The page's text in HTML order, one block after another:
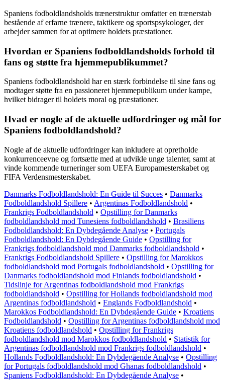
Spaniens fodboldlandsholds trænerstruktur omfatter en trænerstab
bestående af erfarne trænere, taktikere og sportspsykologer, der
arbejder sammen for at optimere holdets præstationer.
Hvordan er Spaniens fodboldlandsholds forhold til
fans og støtte fra hjemmepublikummet?
Spaniens fodboldlandshold har en stærk forbindelse til sine fans og
modtager støtte fra en passioneret hjemmepublikum under kampe,
hvilket bidrager til holdets moral og præstationer.
Hvad er nogle af de aktuelle udfordringer og mål for
Spaniens fodboldlandshold?
Nogle af de aktuelle udfordringer kan inkludere at opretholde
konkurrenceevne og fortsætte med at udvikle unge talenter, samt at
vinde kommende turneringer som UEFA Europamesterskabet og
FIFA Verdensmesterskabet.
Danmarks Fodboldlandshold: En Guide til Succes • Danmarks
Fodboldlandshold Spillere • Argentinas Fodboldlandshold •
Frankrigs Fodboldlandshold • Opstilling for Danmarks
fodboldlandshold mod Tunesiens fodboldlandshold • Brasiliens
Fodboldlandshold: En Dybdegående Analyse • Portugals
Fodboldlandshold: En Dybdegående Guide • Opstilling for
Frankrigs fodboldlandshold mod Danmarks fodboldlandshold •
Frankrigs Fodboldlandshold Spillere • Opstilling for Marokkos
fodboldlandshold mod Portugals fodboldlandshold • Opstilling for
Danmarks fodboldlandshold mod Finlands fodboldlandshold •
Tidslinje for Argentinas fodboldlandshold mod Frankrigs
fodboldlandshold • Opstilling for Hollands fodboldlandshold mod
Argentinas fodboldlandshold • Englands Fodboldlandshold •
Marokkos Fodboldlandshold: En Dybdegående Guide • Kroatiens
Fodboldlandshold • Opstilling for Argentinas fodboldlandshold mod
Kroatiens fodboldlandshold • Opstilling for Frankrigs
fodboldlandshold mod Marokkos fodboldlandshold • Statistik for
Argentinas fodboldlandshold mod Frankrigs fodboldlandshold •
Hollands Fodboldlandshold: En Dybdegående Analyse • Opstilling
for Portugals fodboldlandshold mod Ghanas fodboldlandshold •
Spaniens Fodboldlandshold: En Dybdegående Analyse •